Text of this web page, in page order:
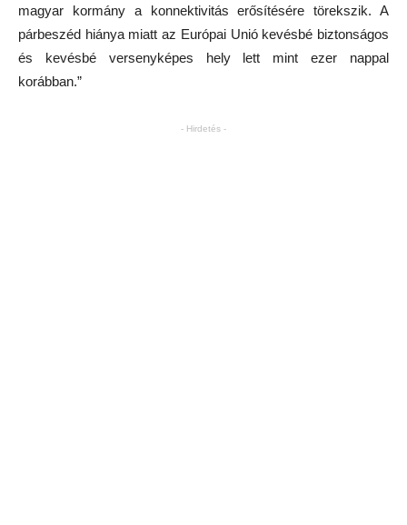
magyar kormány a konnektivitás erősítésére törekszik. A
párbeszéd hiánya miatt az Európai Unió kevésbé biztonságos
és kevésbé versenyképes hely lett mint ezer nappal
korábban.”
- Hirdetés -